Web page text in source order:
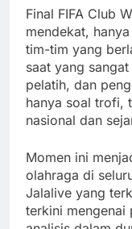
Final FIFA Club
mendekat,
tim-tim yang
saat yang
pelatih, dan
hanya soal trofi,
nasional dan
Momen ini
olahraga di
Jalalive yang
terkini mengenai